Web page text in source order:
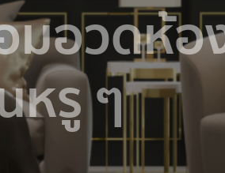
มอวดห้อ
หรู ๆ